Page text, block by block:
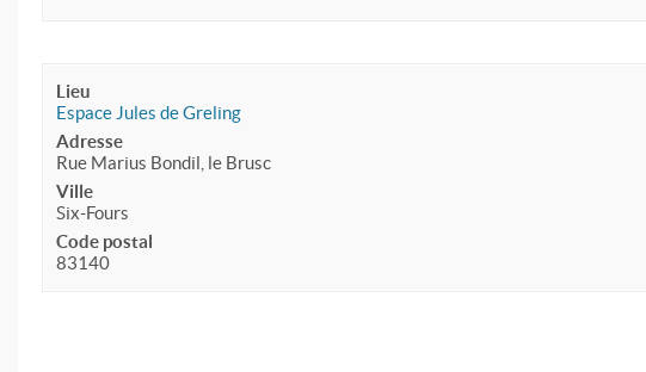
Lieu
Espace Jules de Greling
Adresse
Rue Marius Bondil, le Brusc
Ville
Six-Fours
Code postal
83140